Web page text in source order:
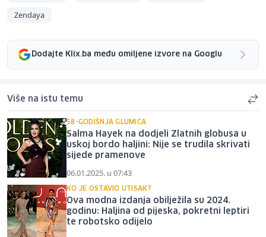
Zendaya
Dodajte Klix.ba među omiljene izvore na Googlu
Više na istu temu
58-GODIŠNJA GLUMICA
Salma Hayek na dodjeli Zlatnih globusa u
uskoj bordo haljini: Nije se trudila skrivati
sijede pramenove
06.01.2025. u 07:43
KO JE OSTAVIO UTISAK?
Ova modna izdanja obilježila su 2024.
godinu: Haljina od pijeska, pokretni leptiri
te robotsko odijelo